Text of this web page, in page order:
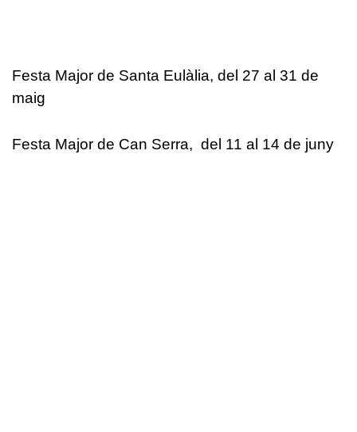
Festa Major de Santa Eulàlia, del 27 al 31 de
maig
Festa Major de Can Serra, del 11 al 14 de juny